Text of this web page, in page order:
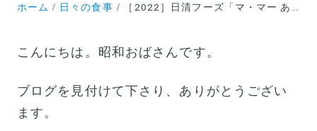
ホーム 日々の食事 ［2022］日清フーズ「マ・マー あえるだけパスタソース〈きのこと野沢菜 にんにくしょうゆ味〉袋」を作って食べました。
こんにちは。昭和おばさんです。
ブログを見付けて下さり、ありがとうござい
ます。